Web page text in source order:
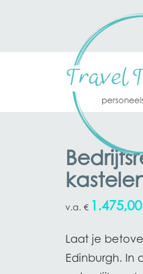
€ 1.475,00
Laat je
Edinburgh. In